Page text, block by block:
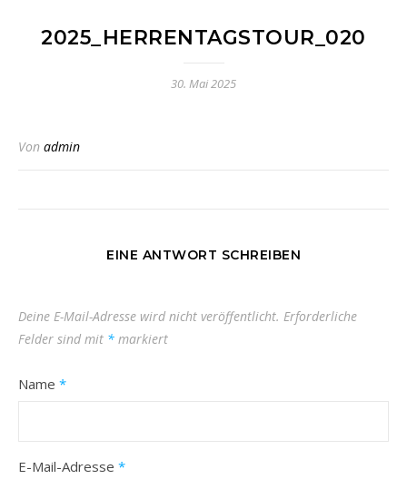
2025_HERRENTAGSTOUR_020
30. Mai 2025
Von admin
EINE ANTWORT SCHREIBEN
Deine E-Mail-Adresse wird nicht veröffentlicht. Erforderliche
Felder sind mit * markiert
Name *
E-Mail-Adresse *